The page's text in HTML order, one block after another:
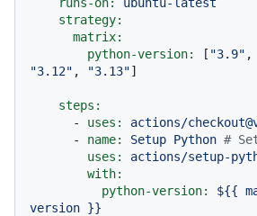
strategy:
matrix:
python-version:
[ "3.9" ,
"3.12" , "3.13"]
steps:
-
uses:
actions/
-
name: Setup Python #
uses:
actions/setup-
with:
python-version:
${{
version }}